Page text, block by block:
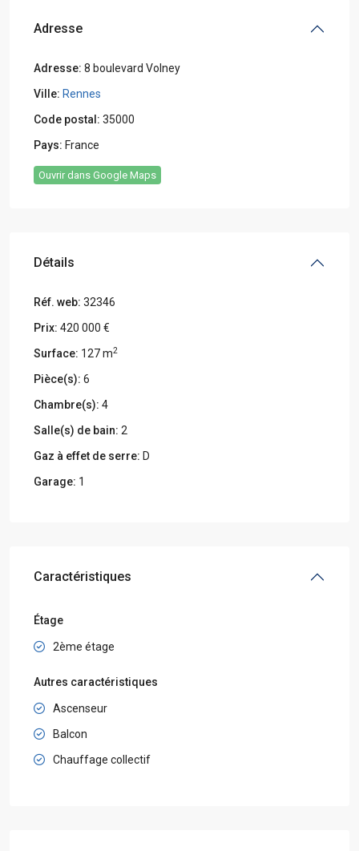
Adresse
Adresse: 8 boulevard Volney
Ville: Rennes
Code postal: 35000
Pays: France
Ouvrir dans Google Maps
Détails
Réf. web: 32346
Prix: 420 000 €
Surface: 127 m2
Pièce(s): 6
Chambre(s): 4
Salle(s) de bain: 2
Gaz à effet de serre: D
Garage: 1
Caractéristiques
Étage
2ème étage
Autres caractéristiques
Ascenseur
Balcon
Chauffage collectif